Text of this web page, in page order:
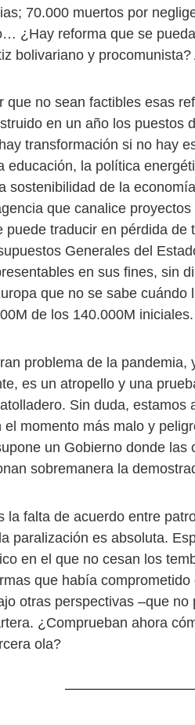
70.000 muertos por
¿Hay reforma que se
bolivariano y
que no sean factibles esas
en un año los puestos
transformación si no hay
educación, la política
sostenibilidad de la
que canalice
puede traducir en pérdida de
Generales del
en sus fines, sin
que no se sabe cuándo
de los 140.000M iniciales.
problema de la pandemia,
es un atropello y una
Sin duda, estamos
el momento más malo y
un Gobierno donde las
sobremanera la
la falta de acuerdo entre
paralización es absoluta.
en el que no cesan los
que había
otras perspectivas –que
¿Comprueban ahora
ola?